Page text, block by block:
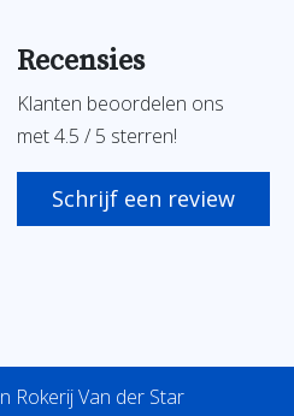
Recensies
Klanten beoordelen ons
met 4.5 / 5 sterren!
Schrijf een review
Rokerij Van der Star